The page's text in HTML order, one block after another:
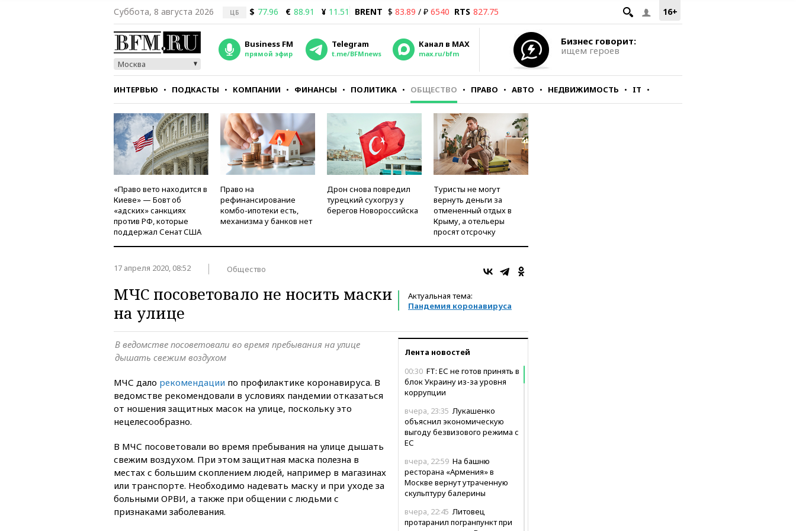
16+
Суббота, 8 августа 2026 ЦБ $ 77.96 € 88.91 ¥ 11.51 BRENT $ 83.89 / ₽ 6540 RTS 827.75
Москва
Business FM
прямой эфир
Telegram
t.me/BFMnews
Канал в MAX
max.ru/bfm
Бизнес говорит:
ищем героев
ИНТЕРВЬЮ ПОДКАСТЫ КОМПАНИИ ФИНАНСЫ ПОЛИТИКА ОБЩЕСТВО ПРАВО АВТО НЕДВИЖИМОСТЬ IT
СТИЛЬ ТЕСТЫ
«Право вето находится в
Киеве» — Бовт об
«адских» санкциях
против РФ, которые
поддержал Сенат США
Право на
рефинансирование
комбо-ипотеки есть,
механизма у банков нет
Дрон снова повредил
турецкий сухогруз у
берегов Новороссийска
Туристы не могут
вернуть деньги за
отмененный отдых в
Крыму, а отельеры
просят отсрочку
17 апреля 2020, 08:52 Общество
Актуальная тема:
Пандемия коронавируса
МЧС посоветовало не носить маски
на улице
Лента новостей
00:30 FT: ЕС не готов принять в
блок Украину из-за уровня
коррупции
вчера, 23:35 Лукашенко
объяснил экономическую
выгоду безвизового режима с
ЕС
вчера, 22:59 На башню
ресторана «Армения» в
Москве вернут утраченную
скульптуру балерины
вчера, 22:45 Литовец
протаранил погранпункт при
В ведомстве посоветовали во время пребывания на улице
дышать свежим воздухом
МЧС дало рекомендации по профилактике коронавируса. В
ведомстве рекомендовали в условиях пандемии отказаться
от ношения защитных масок на улице, поскольку это
нецелесообразно.
В МЧС посоветовали во время пребывания на улице дышать
свежим воздухом. При этом защитная маска полезна в
местах с большим скоплением людей, например в магазинах
или транспорте. Необходимо надевать маску и при уходе за
больными ОРВИ, а также при общении с людьми с
признаками заболевания.